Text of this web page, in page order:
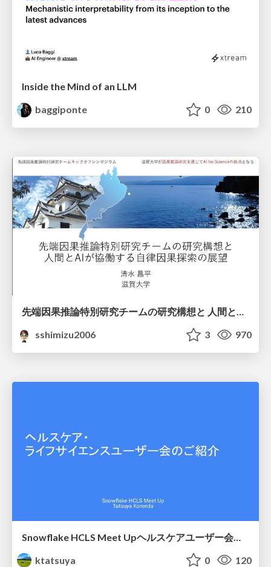
Inside the Mind of an LLM
baggiponte
0 210
先端因果推論特別研究チームの研究構想と 人間とAIが協働する自律因果探索の展望
sshimizu2006
3 970
ktatsuya
0 120